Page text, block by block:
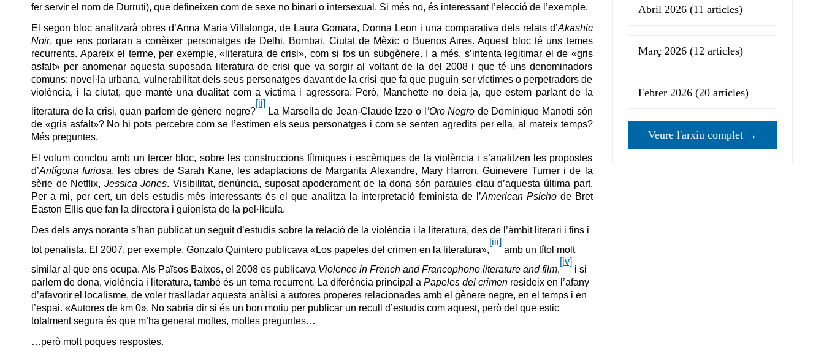
fer servir el nom de Durruti), que defineixen com de sexe no binari o intersexual. Si més no, és interessant l’elecció de l’exemple.
El segon bloc analitzarà obres d’Anna Maria Villalonga, de Laura Gomara, Donna Leon i una comparativa dels relats d’Akashic
Noir, que ens portaran a conèixer personatges de Delhi, Bombai, Ciutat de Mèxic o Buenos Aires. Aquest bloc té uns temes
recurrents. Apareix el terme, per exemple, «literatura de crisi», com si fos un subgènere. I a més, s’intenta legitimar el de «gris
asfalt» per anomenar aquesta suposada literatura de crisi que va sorgir al voltant de la del 2008 i que té uns denominadors
comuns: novel·la urbana, vulnerabilitat dels seus personatges davant de la crisi que fa que puguin ser víctimes o perpetradors de
violència, i la ciutat, que manté una dualitat com a víctima i agressora. Però, Manchette no deia ja, que estem parlant de la
literatura de la crisi, quan parlem de gènere negre?
[ii]
La Marsella de Jean-Claude Izzo o l ’Oro Negro de Dominique Manotti són
de «gris asfalt»? No hi pots percebre com se l’estimen els seus personatges i com se senten agredits per ella, al mateix temps?
Més preguntes.
El volum conclou amb un tercer bloc, sobre les construccions fílmiques i escèniques de la violència i s’analitzen les propostes
d’Antígona furiosa, les obres de Sarah Kane, les adaptacions de Margarita Alexandre, Mary Harron, Guinevere Turner i de la
sèrie de Netflix, Jessica Jones. Visibilitat, denúncia, suposat apoderament de la dona són paraules clau d’aquesta última part.
Per a mi, per cert, un dels estudis més interessants és el que analitza la interpretació feminista de l’American Psichode Bret
Easton Ellis que fan la directora i guionista de la pel·lícula.
Des dels anys noranta s’han publicat un seguit d’estudis sobre la relació de la violència i la literatura, des de l’àmbit literari i fins i
tot penalista. El 2007, per exemple, Gonzalo Quintero publicava «Los papeles del crimen en la literatura»,
[iii]
amb un títol molt
similar al que ens ocupa. Als Països Baixos, el 2008 es publicava Violence in French and Francophone literature and film,
[iv]
i si
parlem de dona, violència i literatura, també és un tema recurrent. La diferència principal a Papeles del crimen resideix en l’afany
d’afavorir el localisme, de voler traslladar aquesta anàlisi a autores properes relacionades amb el gènere negre, en el temps i en
l’espai. «Autores de km 0». No sabria dir si és un bon motiu per publicar un recull d’estudis com aquest, però del que estic
totalment segura és que m’ha generat moltes, moltes preguntes…
…però molt poques respostes.
Abril 2026 (11 articles)
Març 2026 (12 articles)
Febrer 2026 (20 articles)
Veure l'arxiu complet →